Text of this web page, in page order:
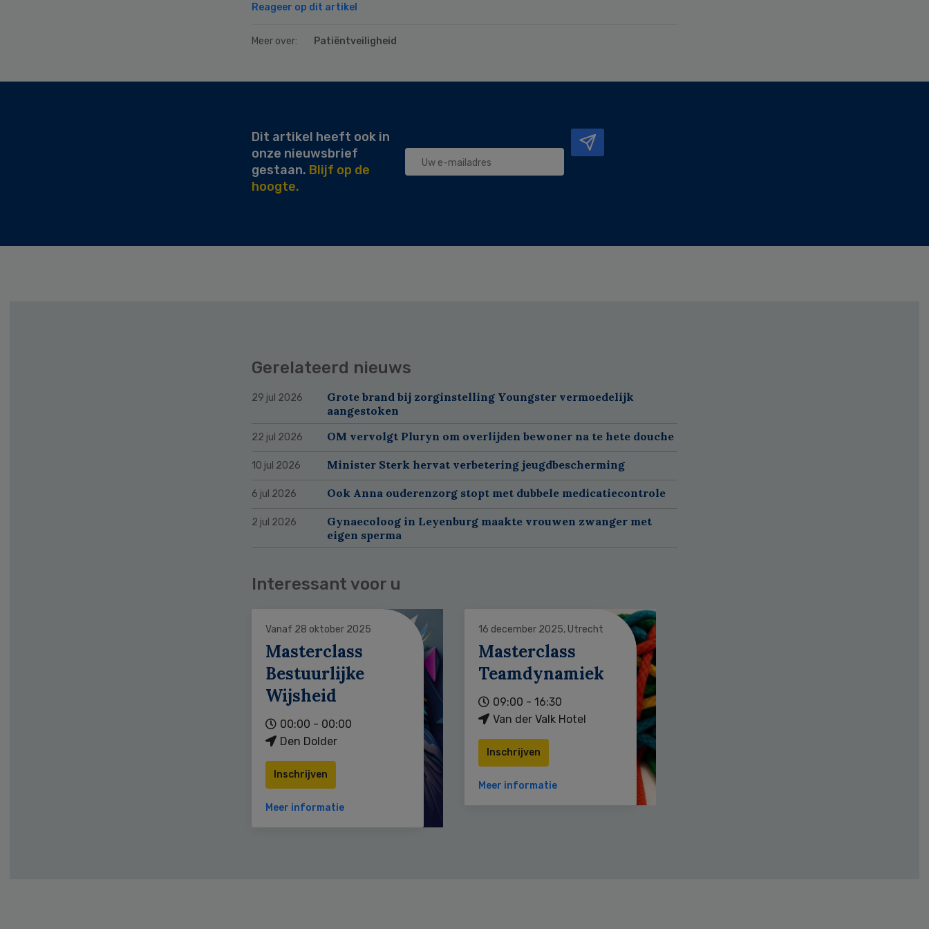
Reageer op dit artikel
Meer over: Patiëntveiligheid
Dit artikel heeft ook in
onze nieuwsbrief
gestaan. Blijf op de
hoogte.
Gerelateerd nieuws
29 jul 2026
Grote brand bij zorginstelling Youngster vermoedelijk
aangestoken
22 jul 2026 OM vervolgt Pluryn om overlijden bewoner na te hete douche
10 jul 2026 Minister Sterk hervat verbetering jeugdbescherming
6 jul 2026 Ook Anna ouderenzorg stopt met dubbele medicatiecontrole
2 jul 2026
Gynaecoloog in Leyenburg maakte vrouwen zwanger met
eigen sperma
Interessant voor u
Vanaf 28 oktober 2025
Masterclass
Bestuurlijke
Wijsheid
00:00 - 00:00
Den Dolder
Inschrijven
Meer informatie
16 december 2025, Utrecht
Masterclass
Teamdynamiek
09:00 - 16:30
Van der Valk Hotel
Inschrijven
Meer informatie